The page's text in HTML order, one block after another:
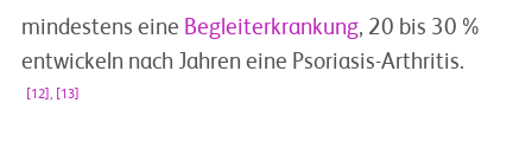
mindestens eine Begleiterkrankung, 20 bis 30 %
entwickeln nach Jahren eine Psoriasis-Arthritis.
[12], [13]